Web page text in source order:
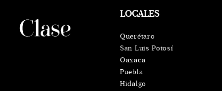
LOCALES
Querétaro
San Luis Potosí
Oaxaca
Puebla
Hidalgo